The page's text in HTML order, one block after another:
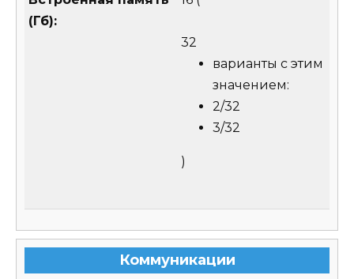
(Гб):
32
варианты с этим
значением:
2/32
3/32
)
Коммуникации